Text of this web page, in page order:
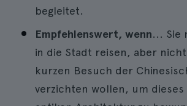
begleitet.
Empfehlenswert, wenn... Sie
in die Stadt reisen, aber
kurzen Besuch der
verzichten wollen, um dieses